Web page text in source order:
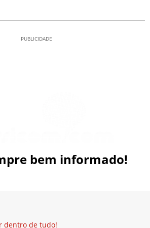
PUBLICIDADE
bem informado!
dentro de tudo!